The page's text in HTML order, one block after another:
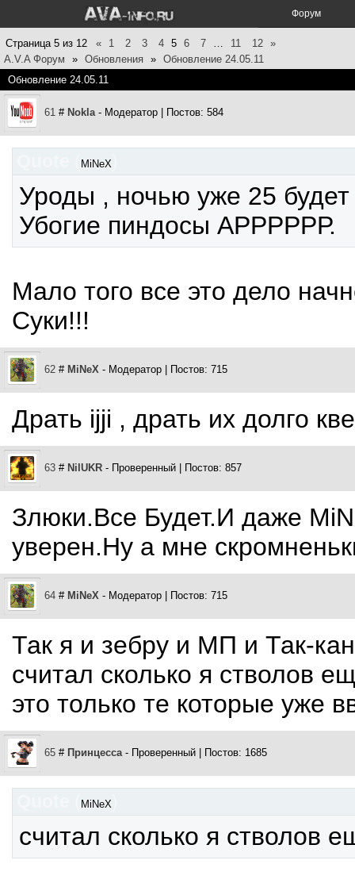
Форум
Страница 5 из 12 « 1 2 3 4 5 6 7 … 11 12 »
A.V.A Форум
» Обновления » Обновление 24.05.11
Обновление 24.05.11
61 # Nokla- Модератор | Постов: 584
MiNeX
Уроды , ночью уже 25
Убогие пиндосы АРРРРРР.
Мало того все это дело
Суки!!!
62 # MiNeX - Модератор | Постов: 715
Драть ijji , драть их долго
63 # NilUKR - Проверенный | Постов: 857
Злюки.Все Будет.И даже
уверен.Ну а мне
64 # MiNeX - Модератор | Постов: 715
Так я и зебру и МП и Так-
считал сколько я стволов
это только те которые уже
65 # Принцесса- Проверенный | Постов: 1685
MiNeX
считал сколько я стволов